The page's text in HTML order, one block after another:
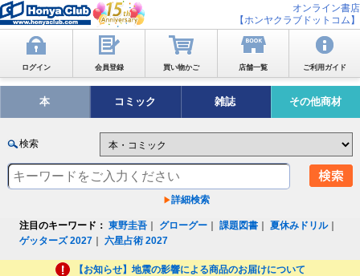
オンライン書店
【ホンヤクラブドットコム】
ログイン 会員登録 買い物かご 店舗一覧 ご利用ガイド
本 コミック 雑誌 その他商材
検索
詳細検索
注目のキーワード： 東野圭吾 グローグー ｜課題図書 ｜夏休みドリル｜
ゲッターズ 2027 ｜六星占術 2027
【お知らせ】地震の影響による商品のお届けについて